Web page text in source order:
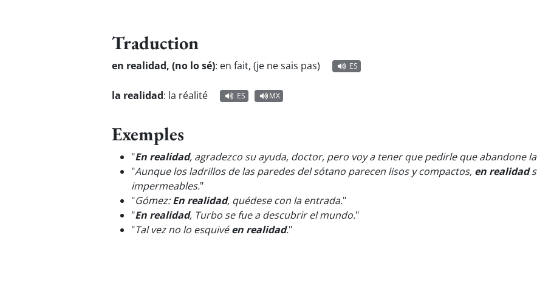
Traduction
en realidad, (no lo sé): en fait, (je ne sais pas) ES
la realidad: la réalité ES MX
Exemples
"En realidad, agradezco su ayuda, doctor, pero voy a tener que pedirle que abandone
"Aunque los ladrillos de las paredes del sótano parecen lisos y compactos, en realidad
impermeables."
"Gómez:En realidad, quédese con la entrada."
"En realidad, Turbo se fue a descubrir el mundo."
"Tal vez no lo esquivéen realidad."